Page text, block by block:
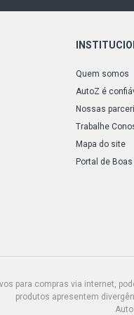
Quem somos
AutoZ é
Nossas
Trabalhe
Mapa do site
Portal de
para compras via internet,
produtos apresentem